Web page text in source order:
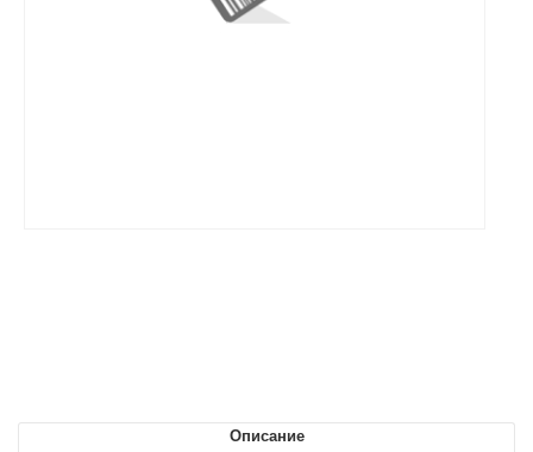
Описание